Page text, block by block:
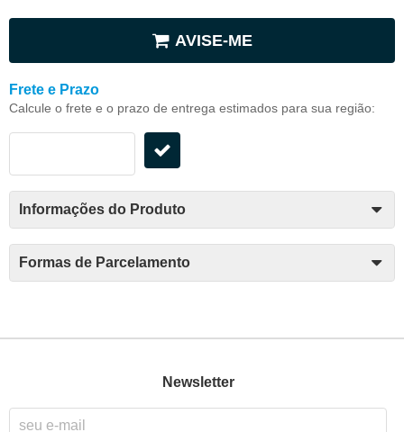
AVISE-ME
Frete e Prazo
Calcule o frete e o prazo de entrega estimados para sua região:
Informações do Produto
Formas de Parcelamento
Newsletter